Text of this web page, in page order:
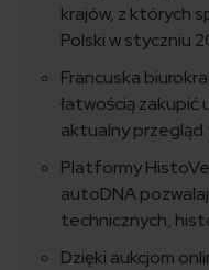
krajów, z których
Polski w styczniu
Francuska
łatwością zakupić
aktualny przegląd
Platformy
autoDNA
technicznych,
Dzięki aukcjom